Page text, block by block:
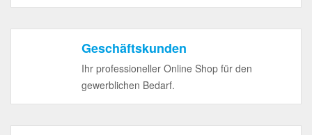
Geschäftskunden
Ihr professioneller Online Shop für den
gewerblichen Bedarf.